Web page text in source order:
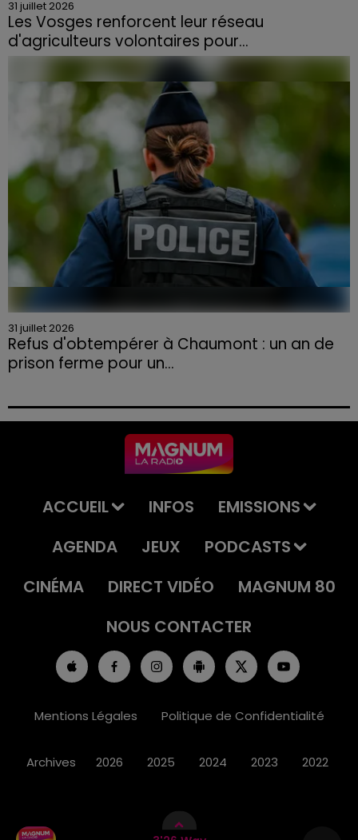
31 juillet 2026
Les Vosges renforcent leur réseau
d'agriculteurs volontaires pour...
Face à la sécheresse et aux risques de départs de feu,
la Chambre d'agriculture des Vosges a lancé un appel
aux agriculteurs volontaires pour venir en aide...
31 juillet 2026
Refus d'obtempérer à Chaumont : un an de
prison ferme pour un...
permis et la confiscation de son véhicule.
ACCUEIL INFOS
EMISSIONS
AGENDA
JEUX
PODCASTS
CINÉMA
DIRECT VIDÉO
MAGNUM 80
NOUS CONTACTER
Mentions Légales Politique de Confidentialité
Archives 2026 2025 2024 2023 2022